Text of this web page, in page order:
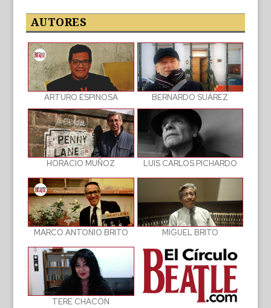
publicaciones
AUTORES
ARTURO ESPINOSA BERNARDO SUÁREZ
HORACIO MUÑOZ LUIS CARLOS PICHARDO
MARCO ANTONIO BRITO MIGUEL BRITO
TERE CHACÓN